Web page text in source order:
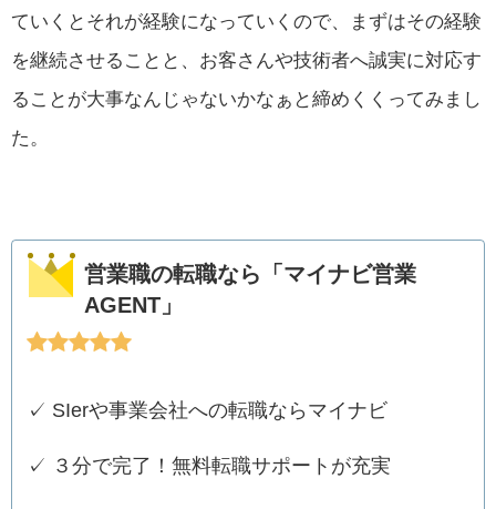
ていくとそれが経験になっていくので、まずはその経験
を継続させることと、お客さんや技術者へ誠実に対応す
ることが大事なんじゃないかなぁと締めくくってみまし
た。
営業職の転職なら「マイナビ営業
AGENT」
✓ SIerや事業会社への転職ならマイナビ
✓ ３分で完了！無料転職サポートが充実